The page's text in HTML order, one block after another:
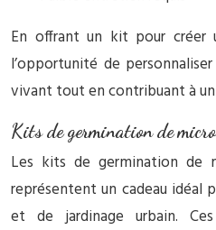
En offrant un kit pour créer
l’opportunité de
vivant tout en contribuant à
Kits de germination de
Les kits de germination de
représentent un cadeau idéal
et de jardinage urbain.